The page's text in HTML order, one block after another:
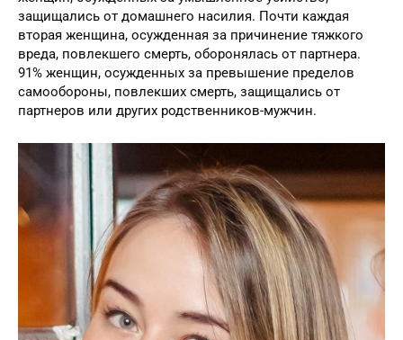
защищались от домашнего насилия. Почти каждая
вторая женщина, осужденная за причинение тяжкого
вреда, повлекшего смерть, оборонялась от партнера.
91% женщин, осужденных за превышение пределов
самообороны, повлекших смерть, защищались от
партнеров или других родственников-мужчин.